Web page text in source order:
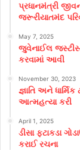
પ્રધાનમંત્રી જીવન
જરૂરીયાતમંદ
May 7, 2025
જુવેનાઈલ
કરવામાં આવી
November 30, 2023
જ્ઞાતિ અને
આત્મહત્યા કરી
April 1, 2025
ડીસા ફટાકડા
કરાઈ રચના